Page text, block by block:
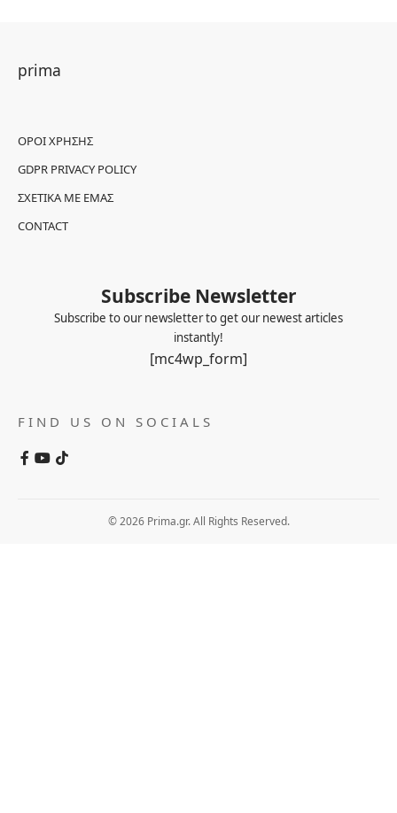
prima
ΌΡΟΙ ΧΡΉΣΗΣ
GDPR PRIVACY POLICY
ΣΧΕΤΙΚΆ ΜΕ ΕΜΆΣ
CONTACT
Subscribe Newsletter
Subscribe to our newsletter to get our newest articles
instantly!
[mc4wp_form]
FIND US ON SOCIALS
© 2026 Prima.gr. All Rights Reserved.